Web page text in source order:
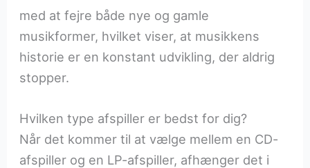
med at fejre både nye og gamle
musikformer, hvilket viser, at musikkens
historie er en konstant udvikling, der aldrig
stopper.
Hvilken type afspiller er bedst for dig?
Når det kommer til at vælge mellem en CD-
afspiller og en LP-afspiller, afhænger det i